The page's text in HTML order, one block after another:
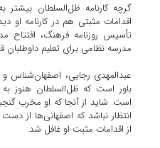
گرچه کارنامه ظل‌السلطان بیشتر
اقدامات مثبتی هم در کارنامه
تأسیس روزنامه فرهنگ،
مدرسه نظامی برای تعلیم
عبدالمهدی رجایی، اصفهان‌شناس
باور است که ظل‌السلطان هنوز
است. شاید از آنجا که او مخرب
انتظار نباشد که اصفهانی‌ها از
از اقدامات مثبت او غافل شد.